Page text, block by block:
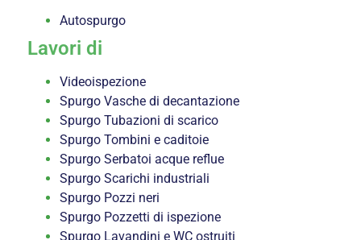
Autospurgo
Lavori di
Videoispezione
Spurgo Vasche di decantazione
Spurgo Tubazioni di scarico
Spurgo Tombini e caditoie
Spurgo Serbatoi acque reflue
Spurgo Scarichi industriali
Spurgo Pozzi neri
Spurgo Pozzetti di ispezione
Spurgo Lavandini e WC ostruiti